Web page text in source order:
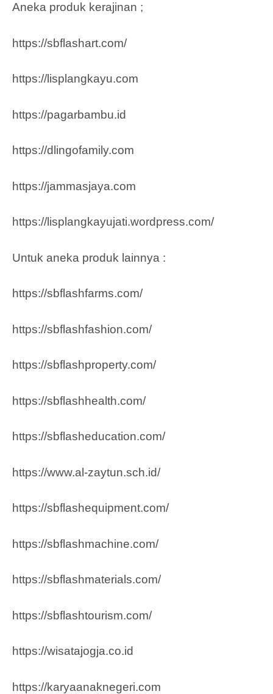
Aneka produk kerajinan ;
https://sbflashart.com/
https://lisplangkayu.com
https://pagarbambu.id
https://dlingofamily.com
https://jammasjaya.com
https://lisplangkayujati.wordpress.com/
Untuk aneka produk lainnya :
https://sbflashfarms.com/
https://sbflashfashion.com/
https://sbflashproperty.com/
https://sbflashhealth.com/
https://sbflasheducation.com/
https://www.al-zaytun.sch.id/
https://sbflashequipment.com/
https://sbflashmachine.com/
https://sbflashmaterials.com/
https://sbflashtourism.com/
https://wisatajogja.co.id
https://karyaanaknegeri.com